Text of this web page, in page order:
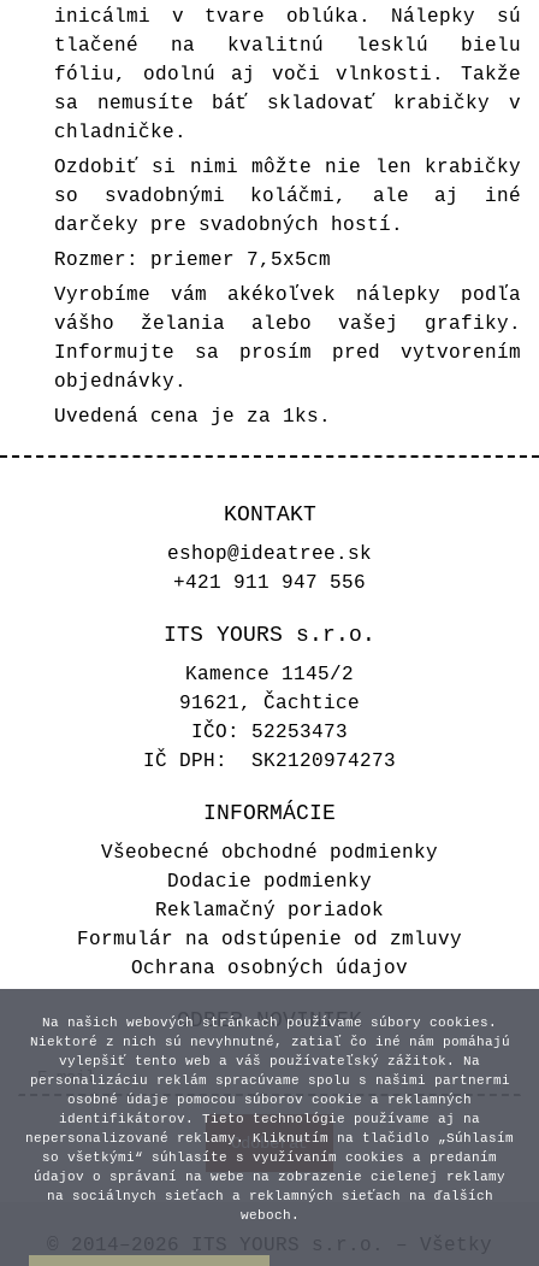
inicálmi v tvare oblúka. Nálepky sú
tlačené na kvalitnú lesklú bielu
fóliu, odolnú aj voči vlnkosti. Takže
sa nemusíte báť skladovať krabičky v
chladničke.
Ozdobiť si nimi môžte nie len krabičky
so svadobnými koláčmi, ale aj iné
darčeky pre svadobných hostí.
Rozmer: priemer 7,5x5cm
Vyrobíme vám akékoľvek nálepky podľa
vášho želania alebo vašej grafiky.
Informujte sa prosím pred vytvorením
objednávky.
Uvedená cena je za 1ks.
KONTAKT
eshop@ideatree.sk
+421 911 947 556
ITS YOURS s.r.o.
Kamence 1145/2
91621, Čachtice
IČO: 52253473
IČ DPH: SK2120974273
INFORMÁCIE
Všeobecné obchodné podmienky
Dodacie podmienky
Reklamačný poriadok
Formulár na odstúpenie od zmluvy
Ochrana osobných údajov
ODBER NOVINIEK
Na našich webových stránkach používame súbory cookies.
Niektoré z nich sú nevyhnutné, zatiaľ čo iné nám pomáhajú
vylepšiť tento web a váš používateľský zážitok. Na
personalizáciu reklám spracúvame spolu s našimi partnermi
osobné údaje pomocou súborov cookie a reklamných
identifikátorov. Tieto technológie používame aj na
nepersonalizované reklamy. Kliknutím na tlačidlo „Súhlasím
so všetkými“ súhlasíte s využívaním cookies a predaním
údajov o správaní na webe na zobrazenie cielenej reklamy
na sociálnych sieťach a reklamných sieťach na ďalších
weboch.